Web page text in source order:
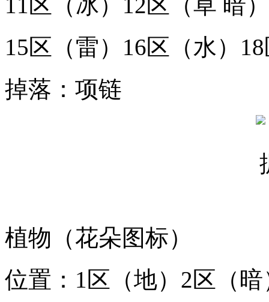
11区（冰）12区（草 暗
15区（雷）16区（水）
掉落：项链
植物（花朵图标）
位置：1区（地）2区（